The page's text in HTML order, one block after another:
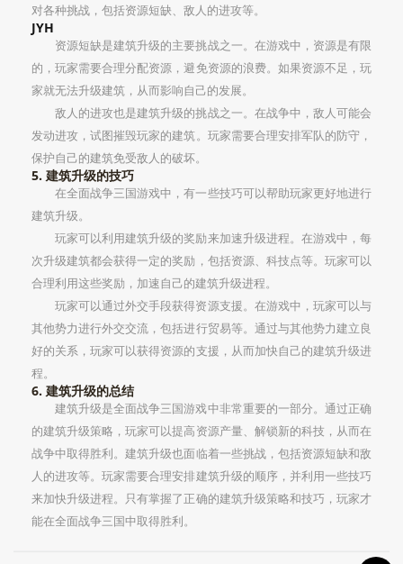
对各种挑战，包括资源短缺、敌人的进攻等。
JYH
资源短缺是建筑升级的主要挑战之一。在游戏中，资源是有限
的，玩家需要合理分配资源，避免资源的浪费。如果资源不足，玩
家就无法升级建筑，从而影响自己的发展。
敌人的进攻也是建筑升级的挑战之一。在战争中，敌人可能会
发动进攻，试图摧毁玩家的建筑。玩家需要合理安排军队的防守，
保护自己的建筑免受敌人的破坏。
5. 建筑升级的技巧
在全面战争三国游戏中，有一些技巧可以帮助玩家更好地进行
建筑升级。
玩家可以利用建筑升级的奖励来加速升级进程。在游戏中，每
次升级建筑都会获得一定的奖励，包括资源、科技点等。玩家可以
合理利用这些奖励，加速自己的建筑升级进程。
玩家可以通过外交手段获得资源支援。在游戏中，玩家可以与
其他势力进行外交交流，包括进行贸易等。通过与其他势力建立良
好的关系，玩家可以获得资源的支援，从而加快自己的建筑升级进
程。
6. 建筑升级的总结
建筑升级是全面战争三国游戏中非常重要的一部分。通过正确
的建筑升级策略，玩家可以提高资源产量、解锁新的科技，从而在
战争中取得胜利。建筑升级也面临着一些挑战，包括资源短缺和敌
人的进攻等。玩家需要合理安排建筑升级的顺序，并利用一些技巧
来加快升级进程。只有掌握了正确的建筑升级策略和技巧，玩家才
能在全面战争三国中取得胜利。